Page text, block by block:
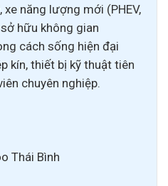
năng lượng mới (PHEV,
hữu không gian
cách sống hiện đại
kín, thiết bị kỹ thuật tiên
chuyên nghiệp.
Thái Bình